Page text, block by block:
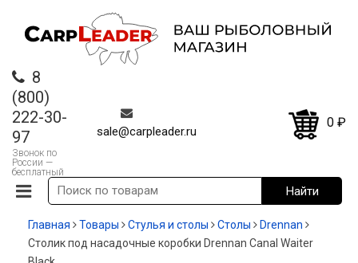
8
(800)
222-30-
97
Звонок по
России —
бесплатный
sale@carpleader.ru
0 ₽
Главная Товары Стулья и столы Столы
Drennan
Столик под насадочные коробки Drennan Canal Waiter